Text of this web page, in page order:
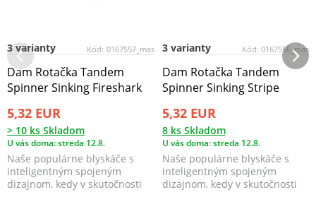
Kód: 0167557_mas
3 varianty
Dam Rotačka Tandem
Spinner Sinking Fireshark
5,32 EUR
> 10 ks Skladom
U vás doma: streda 12.8.
Naše populárne blyskáče s
inteligentným spojeným
dizajnom, kedy v skutočnosti
Kód: 0167556_mas
3 varianty
Dam Rotačka Tandem
Spinner Sinking Stripe
5,32 EUR
8 ks Skladom
U vás doma: streda 12.8.
Naše populárne blyskáče s
inteligentným spojeným
dizajnom, kedy v skutočnosti